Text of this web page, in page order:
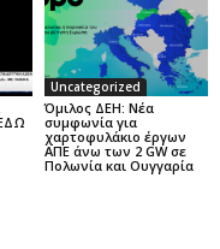
Uncategorized
Όμιλος ΔΕΗ: Νέα
συμφωνία για
χαρτοφυλάκιο έργων
ΑΠΕ άνω των 2 GW σε
Πολωνία και Ουγγαρία